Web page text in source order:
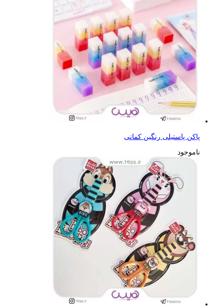
پاکن پاستیلی رنگین کمانی
ناموجود